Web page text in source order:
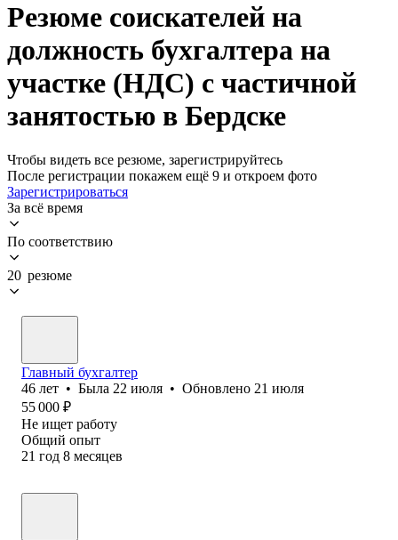
Резюме соискателей на
должность бухгалтера на
участке (НДС) с частичной
занятостью в Бердске
Чтобы видеть все резюме, зарегистрируйтесь
После регистрации покажем ещё 9 и откроем фото
Зарегистрироваться
За всё время
По соответствию
20 резюме
Главный бухгалтер
46 лет • Была 22 июля • Обновлено 21 июля
55 000 ₽
Не ищет работу
Общий опыт
21 год 8 месяцев